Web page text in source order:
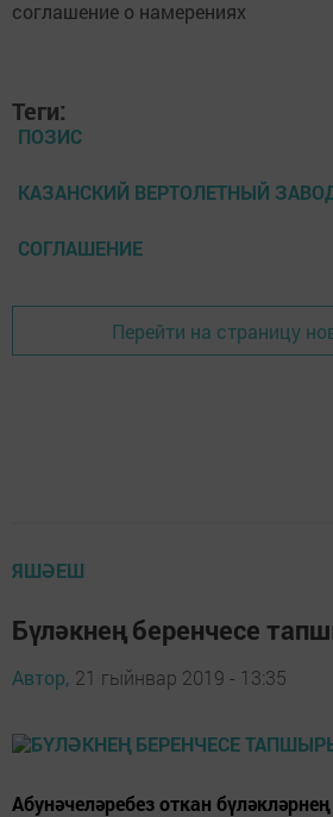
Теги:
ПОЗИС
КАЗАНСКИЙ ВЕРТОЛЕТНЫЙ
СОГЛАШЕНИЕ
Перейти на страницу
ЯШӘЕШ
Бүләкнең беренчесе
Автор, 21 гыйнвар 2019 - 13:35
Абунәчеләребез откан